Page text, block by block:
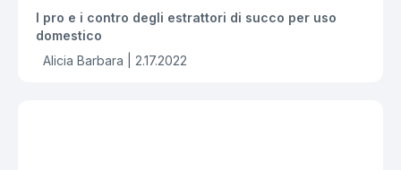
I pro e i contro degli estrattori di succo per uso
domestico
Alicia Barbara |
2.17.2022